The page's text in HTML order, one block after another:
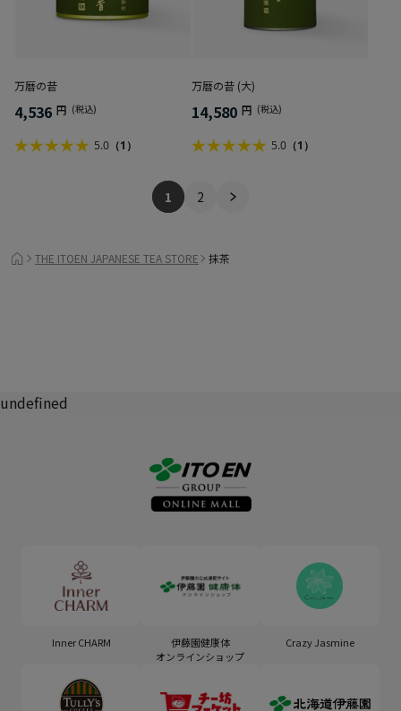
万暦の昔
4,536 円 (税込)
5.0 （1）
万暦の昔 (大)
14,580 円 (税込)
5.0 （1）
1 2
THE ITOEN JAPANESE TEA STORE 抹茶
undefined
Inner CHARM
伊藤園健康体
オンラインショップ
Crazy Jasmine